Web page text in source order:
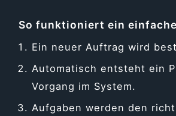
So funktioniert ein
Ein neuer Auftrag wird
Automatisch entsteht ein
Vorgang im System.
Aufgaben werden den